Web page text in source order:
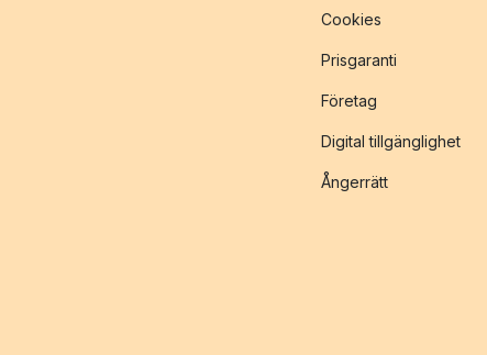
Cookies
Prisgaranti
Företag
Digital tillgänglighet
Ångerrätt